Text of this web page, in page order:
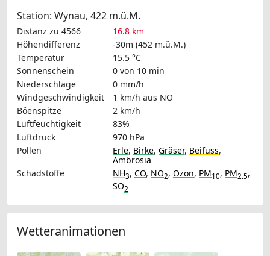
Station: Wynau, 422 m.ü.M.
Distanz zu 4566
16.8 km
Höhendifferenz
-30m (452 m.ü.M.)
Temperatur
15.5 °C
Sonnenschein
0 von 10 min
Niederschläge
0 mm/h
Windgeschwindigkeit
1 km/h aus NO
Böenspitze
2 km/h
Luftfeuchtigkeit
83%
Luftdruck
970 hPa
Pollen
Erle, Birke, Gräser, Beifuss,
Ambrosia
Schadstoffe
NH3, CO, NO2, Ozon, PM10, PM2.5,
SO2
Wetteranimationen